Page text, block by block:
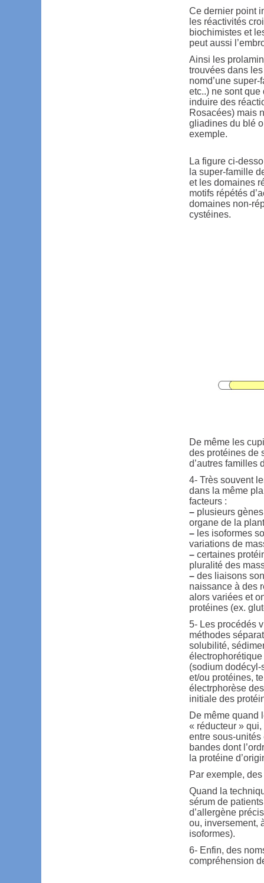
Ce dernier point
les réactivités
biochimistes et
peut aussi
Ainsi les
trouvées dans
nomd’une
etc..) ne sont
induire des
Rosacées) mais
gliadines du blé
exemple.
La figure ci-
la super-famille
et les domaines
motifs répétés
domaines non-
cystéines.
De même les
des protéines de
d’autres familles
4- Très souvent
dans la même
facteurs :
–plusieurs gènes
organe de la
–les isoformes
variations de
–certaines
pluralité des
–des liaisons
naissance à des
alors variées et
protéines (ex.
5- Les procédés
méthodes
solubilité,
(sodium
et/ou protéines,
électrphorèse
initiale des
De même quand
« réducteur »
entre sous-unités
bandes dont
la protéine
Par exemple,
Quand la
sérum de
d’allergène
ou, inversement,
isoformes).
6- Enfin, des
compréhension